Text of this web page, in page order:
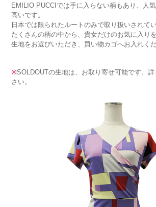
EMILIO PUCCIでは手に入らない柄もあり、人
高いです。
日本では限られたルートのみで取り扱いされてい
たくさんの柄の中から、貴女だけのお気に入り
生地をお選びいただき、買い物カゴへお入れくだ
※SOLDOUTの生地は、お取り寄せ可能です。
さい。